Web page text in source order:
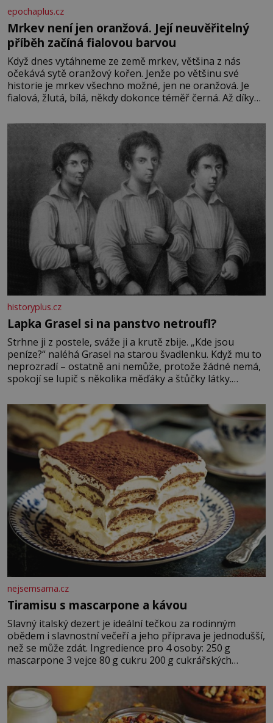
epochaplus.cz
Mrkev není jen oranžová. Její neuvěřitelný
příběh začíná fialovou barvou
Když dnes vytáhneme ze země mrkev, většina z nás
očekává sytě oranžový kořen. Jenže po většinu své
historie je mrkev všechno možné, jen ne oranžová. Je
fialová, žlutá, bílá, někdy dokonce téměř černá. Až díky
bez které si českou zahradu ani nedokážeme představit.
historyplus.cz
Lapka Grasel si na panstvo netroufl?
Strhne ji z postele, sváže ji a krutě zbije. „Kde jsou
peníze?“ naléhá Grasel na starou švadlenku. Když mu to
neprozradí – ostatně ani nemůže, protože žádné nemá,
spokojí se lupič s několika měďáky a štůčky látky.
krutý. Jeho činy budí hrůzu ještě dlouho po jeho smrti
nejsemsama.cz
Tiramisu s mascarpone a kávou
Slavný italský dezert je ideální tečkou za rodinným
obědem i slavnostní večeří a jeho příprava je jednodušší,
než se může zdát. Ingredience pro 4 osoby: 250 g
mascarpone 3 vejce 80 g cukru 200 g cukrářských
posypání Postup: Oddělte žloutky od bílků. Žloutky
vyšlehejte s cukrem do světlé pěny a postupně do nich
vmíchejte mascarpone, aby vznikl hladký